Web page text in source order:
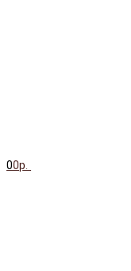
00р.